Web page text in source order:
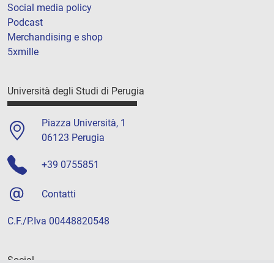
Social media policy
Podcast
Merchandising e shop
5xmille
Università degli Studi di Perugia
Piazza Università, 1
06123 Perugia
+39 0755851
Contatti
C.F./P.Iva 00448820548
Social